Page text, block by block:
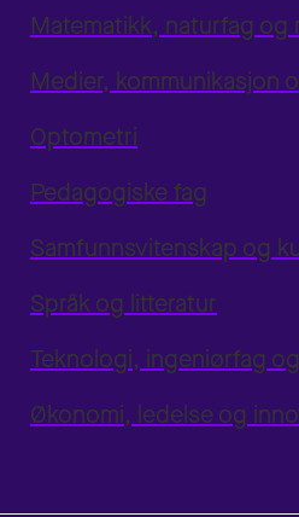
Matematikk, naturfag og
Medier, kommunikasjon
Optometri
Pedagogiske fag
Samfunnsvitenskap og
Språk og litteratur
Teknologi, ingeniørfag
Økonomi, ledelse og